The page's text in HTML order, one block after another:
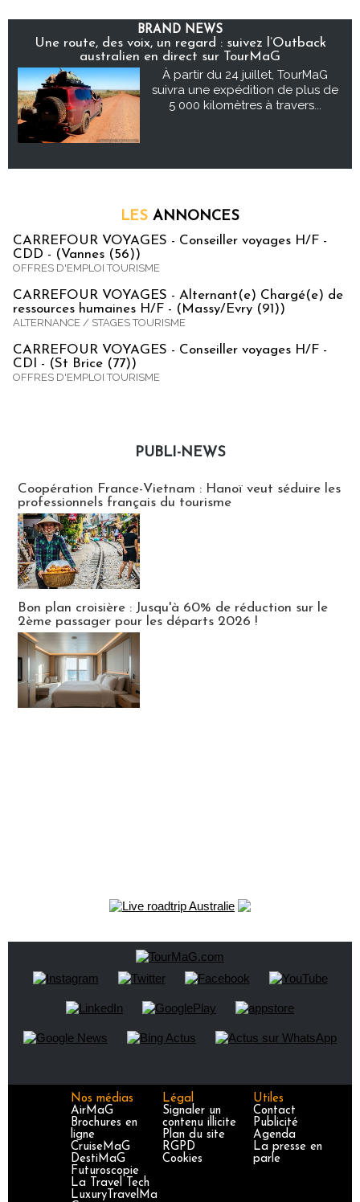
BRAND NEWS
Une route, des voix, un regard : suivez l’Outback
australien en direct sur TourMaG
À partir du 24 juillet, TourMaG
suivra une expédition de plus de
5 000 kilomètres à travers...
LES ANNONCES
CARREFOUR VOYAGES - Conseiller voyages H/F -
CDD - (Vannes (56))
OFFRES D'EMPLOI TOURISME
CARREFOUR VOYAGES - Alternant(e) Chargé(e) de
ressources humaines H/F - (Massy/Evry (91))
ALTERNANCE / STAGES TOURISME
CARREFOUR VOYAGES - Conseiller voyages H/F -
CDI - (St Brice (77))
OFFRES D'EMPLOI TOURISME
PUBLI-NEWS
Coopération France-Vietnam : Hanoï veut séduire les
professionnels français du tourisme
Bon plan croisière : Jusqu'à 60% de réduction sur le
2ème passager pour les départs 2026 !
Nos médias
AirMaG
Brochures en
ligne
CruiseMaG
DestiMaG
Futuroscopie
La Travel Tech
LuxuryTravelMa
Légal
Signaler un
contenu illicite
Plan du site
RGPD
Cookies
Utiles
Contact
Publicité
Agenda
La presse en
parle